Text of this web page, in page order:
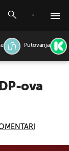
Putovanja
ova